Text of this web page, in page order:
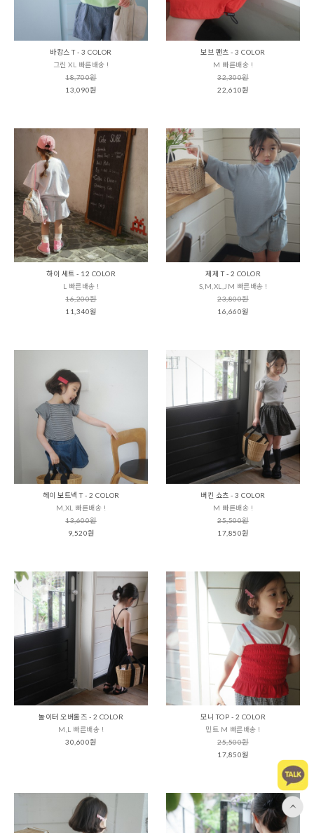
바캉스 T - 3 COLOR
그린 XL 빠른배송 !
18,700원
13,090원
보브 팬츠 - 3 COLOR
M 빠른배송 !
32,300원
22,610원
하이 세트 - 12 COLOR
L 빠른배송 !
16,200원
11,340원
제제 T - 2 COLOR
S,M,XL,JM 빠른배송 !
23,800원
16,660원
헤이 보트넥 T - 2 COLOR
M,XL 빠른배송 !
13,600원
9,520원
버킨 쇼츠 - 3 COLOR
M 빠른배송 !
25,500원
17,850원
놀이터 오버롤즈 - 2 COLOR
M,L 빠른배송 !
30,600원
모니 TOP - 2 COLOR
민트 M 빠른배송 !
25,500원
17,850원